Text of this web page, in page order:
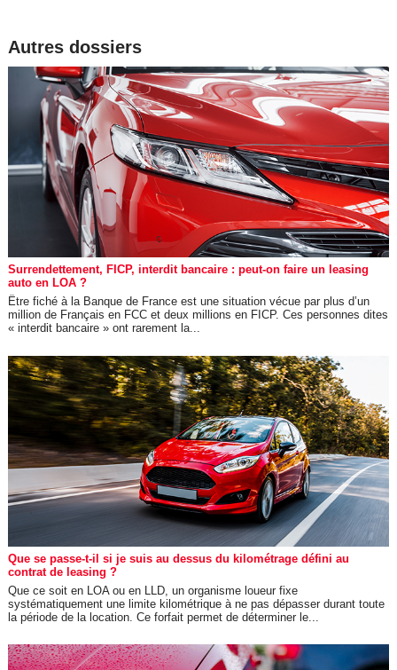
Autres dossiers
Surrendettement, FICP, interdit bancaire : peut-on faire un leasing
auto en LOA ?
Être fiché à la Banque de France est une situation vécue par plus d’un
million de Français en FCC et deux millions en FICP. Ces personnes dites
« interdit bancaire » ont rarement la...
Que se passe-t-il si je suis au dessus du kilométrage défini au
contrat de leasing ?
Que ce soit en LOA ou en LLD, un organisme loueur fixe
systématiquement une limite kilométrique à ne pas dépasser durant toute
la période de la location. Ce forfait permet de déterminer le...